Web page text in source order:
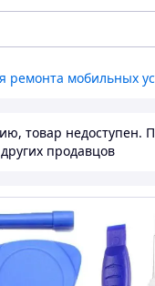
ремонта мобильных
товар недоступен.
продавцов